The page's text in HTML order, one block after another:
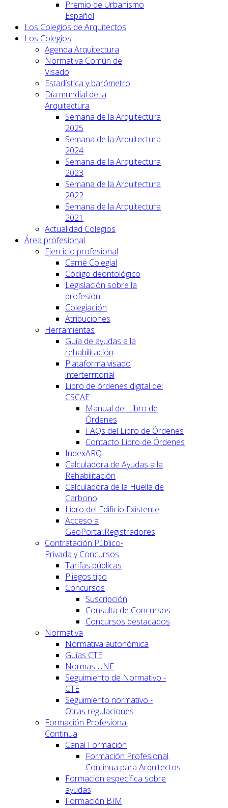
Premio de Urbanismo
Español
Los Colegios de Arquitectos
Los Colegios
Agenda Arquitectura
Normativa Común de
Visado
Estadística y barómetro
Día mundial de la
Arquitectura
Semana de la Arquitectura
2025
Semana de la Arquitectura
2024
Semana de la Arquitectura
2023
Semana de la Arquitectura
2022
Semana de la Arquitectura
2021
Actualidad Colegios
Área profesional
Ejercicio profesional
Carné Colegial
Código deontológico
Legislación sobre la
profesión
Colegiación
Atribuciones
Herramientas
Guía de ayudas a la
rehabilitación
Plataforma visado
interterritorial
Libro de órdenes digital del
CSCAE
Manual del Libro de
Órdenes
FAQs del Libro de Órdenes
Contacto Libro de Órdenes
IndexARQ
Calculadora de Ayudas a la
Rehabilitación
Calculadora de la Huella de
Carbono
Libro del Edificio Existente
Acceso a
GeoPortal.Registradores
Contratación Público-
Privada y Concursos
Tarifas públicas
Pliegos tipo
Concursos
Suscripción
Consulta de Concursos
Concursos destacados
Normativa
Normativa autonómica
Guías CTE
Normas UNE
Seguimiento de Normativo -
CTE
Seguimiento normativo -
Otras regulaciones
Formación Profesional
Continua
Canal Formación
Formación Profesional
Continua para Arquitectos
Formación específica sobre
ayudas
Formación BIM